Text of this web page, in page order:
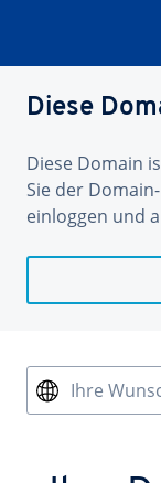
Diese
Diese Domain
Sie der
einloggen und
Ihre